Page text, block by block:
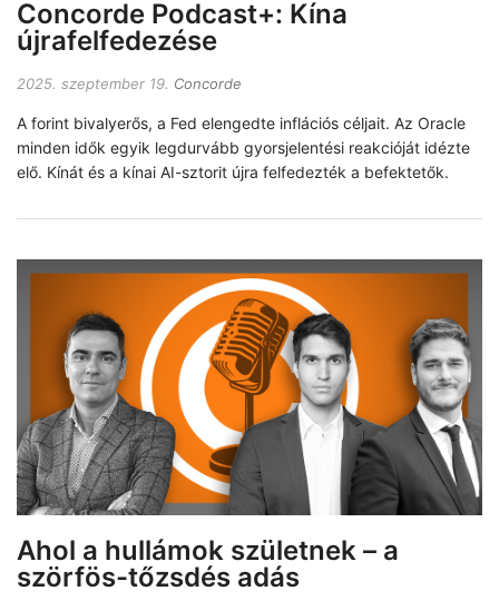
Concorde Podcast+: Kína
újrafelfedezése
2025. szeptember 19. Concorde
A forint bivalyerős, a Fed elengedte inflációs céljait. Az Oracle
minden idők egyik legdurvább gyorsjelentési reakcióját idézte
elő. Kínát és a kínai AI-sztorit újra felfedezték a befektetők.
Ahol a hullámok születnek – a
szörfös-tőzsdés adás